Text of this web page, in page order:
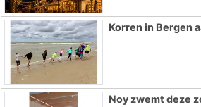
Korren in Bergen
Noy zwemt deze